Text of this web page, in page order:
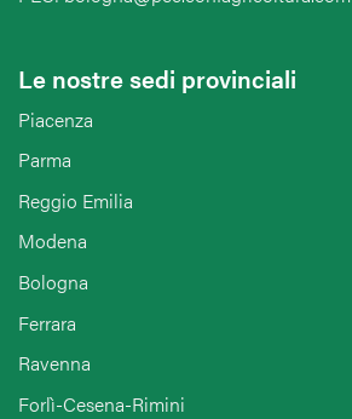
Le nostre sedi provinciali
Piacenza
Parma
Reggio Emilia
Modena
Bologna
Ferrara
Ravenna
Forlì-Cesena-Rimini